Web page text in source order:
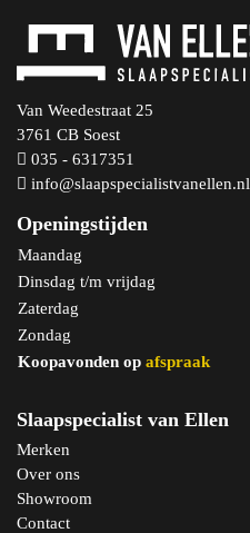
Van Weedestraat 25
3761 CB Soest
035 - 6317351
info@slaapspecialistvanellen.nl
Openingstijden
Maandag
Dinsdag t/m vrijdag
Zaterdag
Zondag
Koopavonden op afspraak
Slaapspecialist van Ellen
Merken
Over ons
Showroom
Contact